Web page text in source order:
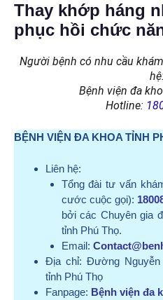
Thay khớp háng
phục hồi chức
Người bệnh có nhu cầu
Bệnh viện đa
Hotline:
BỆNH VIỆN ĐA KHOA TỈNH
Liên hệ:
Tổng đài tư vấn
cước cuộc gọi):
bởi các Chuyên gia
tỉnh Phú Thọ.
Email:
Địa chỉ: Đường Nguyễn
tỉnh Phú Thọ
Fanpage: Bệnh viện đa